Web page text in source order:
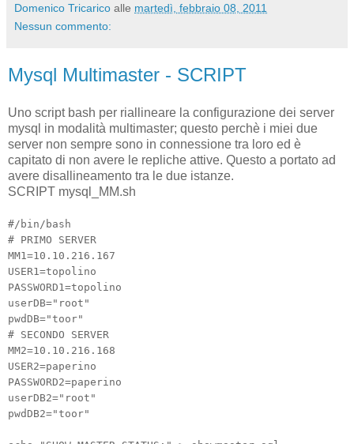
Domenico Tricarico alle martedì, febbraio 08, 2011
Nessun commento:
Mysql Multimaster - SCRIPT
Uno script bash per riallineare la configurazione dei server
mysql in modalità multimaster; questo perchè i miei due
server non sempre sono in connessione tra loro ed è
capitato di non avere le repliche attive. Questo a portato ad
avere disallineamento tra le due istanze.
SCRIPT mysql_MM.sh
#/bin/bash
# PRIMO SERVER
MM1=10.10.216.167
USER1=topolino
PASSWORD1=topolino
userDB="root"
pwdDB="toor"
# SECONDO SERVER
MM2=10.10.216.168
USER2=paperino
PASSWORD2=paperino
userDB2="root"
pwdDB2="toor"